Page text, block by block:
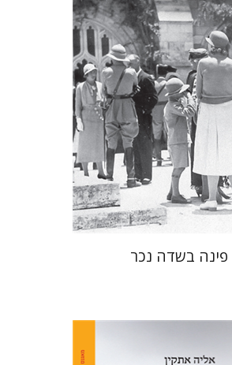
הנחת אתר ספר מודפס
$46
$41
פינה בשדה נכר